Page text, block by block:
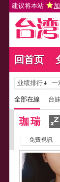
建议将本站
回首页
业绩排行 一
全部在線 台
珈瑞
免費視訊